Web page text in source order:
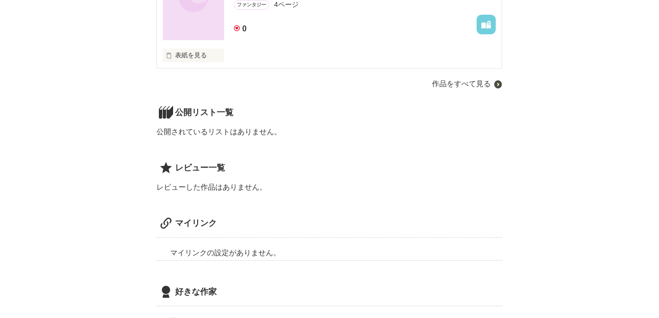
ファンタジー 4ページ
0
表紙を見る
ートルの海の底、火山の噴火口、地上5000メートルの空の上、人はそこににとどまることはできないし
作品をすべて見る
公開リスト一覧
公開されているリストはありません。
レビュー一覧
レビューした作品はありません。
マイリンク
マイリンクの設定がありません。
好きな作家